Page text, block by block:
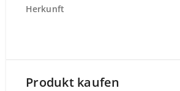
Herkunft
Produkt kaufen